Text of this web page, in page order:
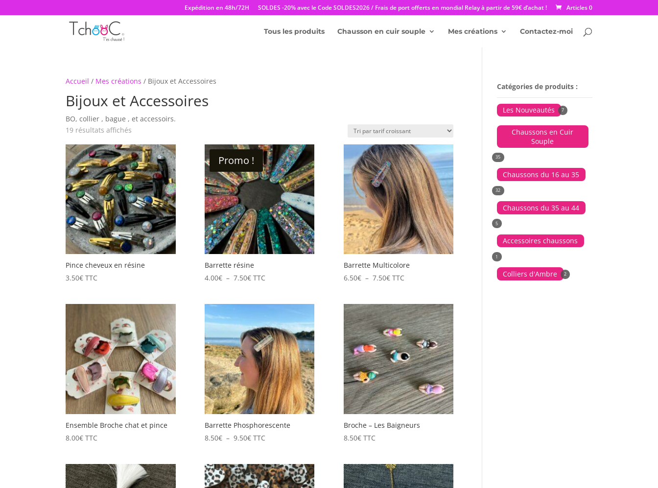
Expédition en 48h/72H SOLDES -20% avec le Code SOLDES2026 / Frais de port offerts en mondial Relay à partir de 59€ d’achat ! Articles 0
Tous les produits Chausson en cuir souple Mes créations Contactez-moi
Accueil / Mes créations / Bijoux et Accessoires
Bijoux et Accessoires
BO, collier , bague , et accessoirs.
19 résultats affichés
prix
croissant
Pince cheveux en résine
3.50€ TTC
Promo !
Barrette résine
4.00€ – 7.50€Plage
à
7.50€
TTC
Barrette Multicolore
6.50€ – 7.50€Plage
6.50€
à
7.50€
TTC
Ensemble Broche chat et pince
8.00€ TTC
Barrette Phosphorescente
8.50€ – 9.50€Plage
8.50€
à
TTC
Broche – Les Baigneurs
8.50€ TTC
Catégories de produits :
Les Nouveautés 7
Chaussons en Cuir
Souple
35
Chaussons du 16 au 35
32
Chaussons du 35 au 44
5
Accessoires chaussons
1
Colliers d'Ambre 2